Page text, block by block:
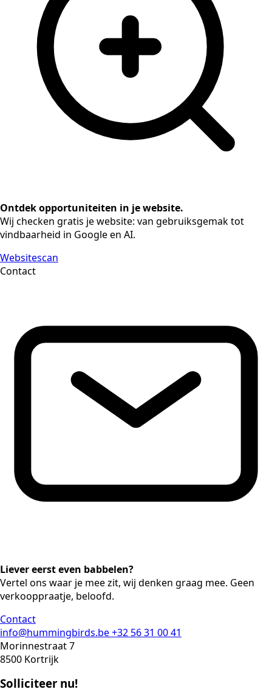
Ontdek opportuniteiten in je website.
Wij checken gratis je website: van gebruiksgemak tot
vindbaarheid in Google en AI.
Websitescan
Contact
Liever eerst even babbelen?
Vertel ons waar je mee zit, wij denken graag mee. Geen
verkooppraatje, beloofd.
Contact
info@hummingbirds.be+32 56 31 00 41
Morinnestraat 7
8500 Kortrijk
Solliciteer nu!